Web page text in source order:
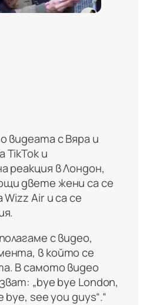
видеата с Вяра и
TikTok и
реакция в Лондон,
двете жени са се
Air и са се
с видео,
в който се
В самото видео
„bye bye London,
see you guys“.“